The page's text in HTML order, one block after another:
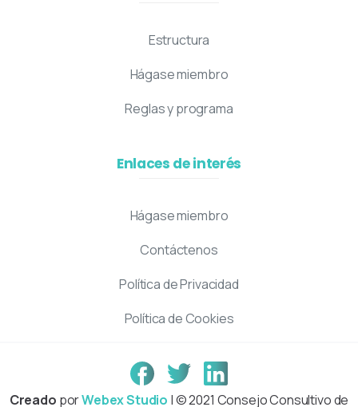
Estructura
Hágase miembro
Reglas y programa
Enlaces de interés
Hágase miembro
Contáctenos
Política de Privacidad
Política de Cookies
Creado porWebex Studio | © 2021 Consejo Consultivo de